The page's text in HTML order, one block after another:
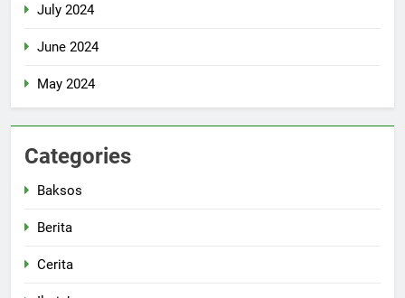
July 2024
June 2024
May 2024
Categories
Baksos
Berita
Cerita